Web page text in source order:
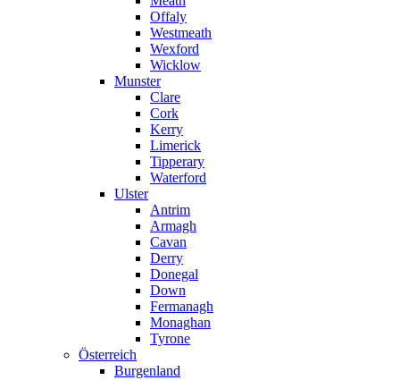
Offaly
Westmeath
Wexford
Wicklow
Munster
Clare
Cork
Kerry
Limerick
Tipperary
Waterford
Ulster
Antrim
Armagh
Cavan
Derry
Donegal
Down
Fermanagh
Monaghan
Tyrone
Österreich
Burgenland